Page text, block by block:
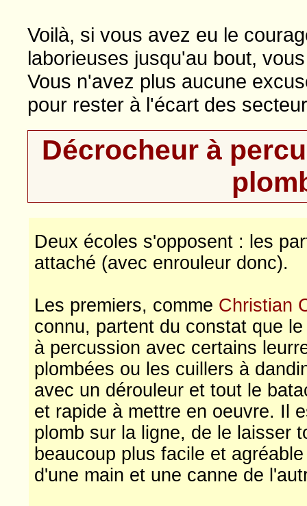
Voilà, si vous avez eu le
laborieuses jusqu'au bout,
Vous n'avez plus aucune
pour rester à l'écart des
Décrocheur à
Deux écoles s'opposent : les
attaché (avec enrouleur donc).
Les premiers, comme Christian
connu, partent du constat que
à percussion avec certains
plombées ou les cuillers à
avec un dérouleur et tout le
et rapide à mettre en oeuvre. Il
plomb sur la ligne, de le laisser
beaucoup plus facile et
d'une main et une canne de